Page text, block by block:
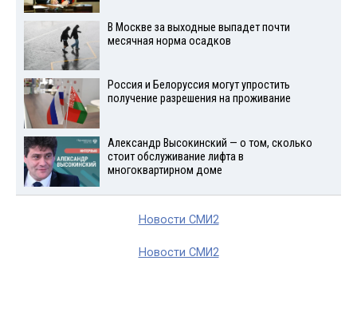
В Москве за выходные выпадет почти
месячная норма осадков
Россия и Белоруссия могут упростить
получение разрешения на проживание
Александр Высокинский — о том, сколько
стоит обслуживание лифта в
многоквартирном доме
Новости СМИ2
Новости СМИ2